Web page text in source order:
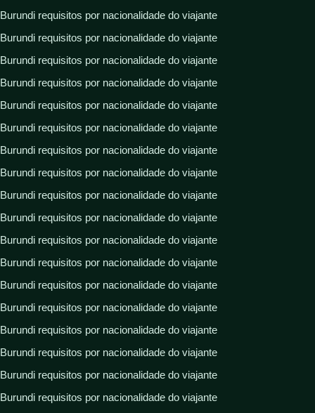
Burundi requisitos por nacionalidade do viajante
Burundi requisitos por nacionalidade do viajante
Burundi requisitos por nacionalidade do viajante
Burundi requisitos por nacionalidade do viajante
Burundi requisitos por nacionalidade do viajante
Burundi requisitos por nacionalidade do viajante
Burundi requisitos por nacionalidade do viajante
Burundi requisitos por nacionalidade do viajante
Burundi requisitos por nacionalidade do viajante
Burundi requisitos por nacionalidade do viajante
Burundi requisitos por nacionalidade do viajante
Burundi requisitos por nacionalidade do viajante
Burundi requisitos por nacionalidade do viajante
Burundi requisitos por nacionalidade do viajante
Burundi requisitos por nacionalidade do viajante
Burundi requisitos por nacionalidade do viajante
Burundi requisitos por nacionalidade do viajante
Burundi requisitos por nacionalidade do viajante